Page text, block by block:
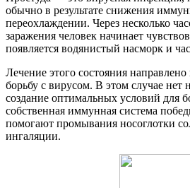
обычно в результате снижения
переохлаждении. Через несколько
заражения человек начинает
появляется водянистый насморк и
Лечение этого состояния
борьбу с вирусом. В этом случае нет
создание оптимальных условий для
собственная иммунная система
помогают промывания носоглотки
ингаляции.